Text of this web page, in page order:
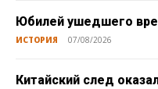
Юбилей ушедшего
ИСТОРИЯ 07/08/2026
Китайский след